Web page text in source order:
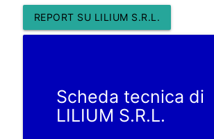
REPORT SU LILIUM S.R.L.
Scheda tecnica di
LILIUM S.R.L.